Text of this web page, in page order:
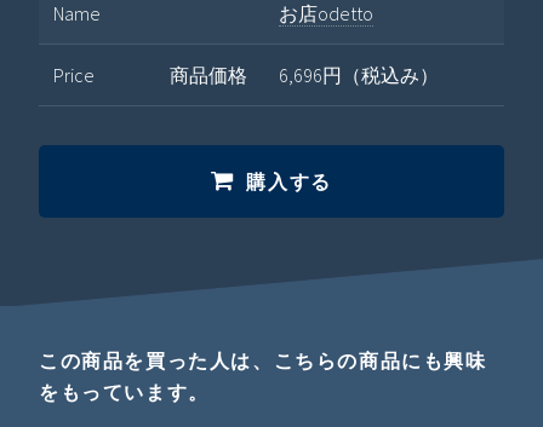
Name
お店odetto
Price 商品価格 6,696円（税込み）
購入する
この商品を買った人は、こちらの商品にも興味
をもっています。